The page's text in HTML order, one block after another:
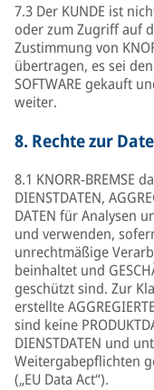
7.3 Der KUNDE ist
oder zum Zugriff auf
Zustimmung von
übertragen, es sei
SOFTWARE gekauft
weiter.
8. Rechte zur
8.1 KNORR-BREMSE
DIENSTDATEN,
DATEN für Analysen
und verwenden,
unrechtmäßige
beinhaltet und
geschützt sind. Zur
erstellte
sind keine
DIENSTDATEN und
Weitergabepflichten
(„EU Data Act“).